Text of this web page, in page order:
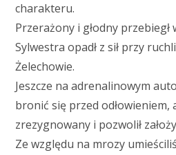
charakteru.
Przerażony i głodny
Sylwestra opadł z sił przy
Żelechowie.
Jeszcze na adrenalinowym
bronić się przed odłowieniem,
zrezygnowany i pozwolił
Ze względu na mrozy